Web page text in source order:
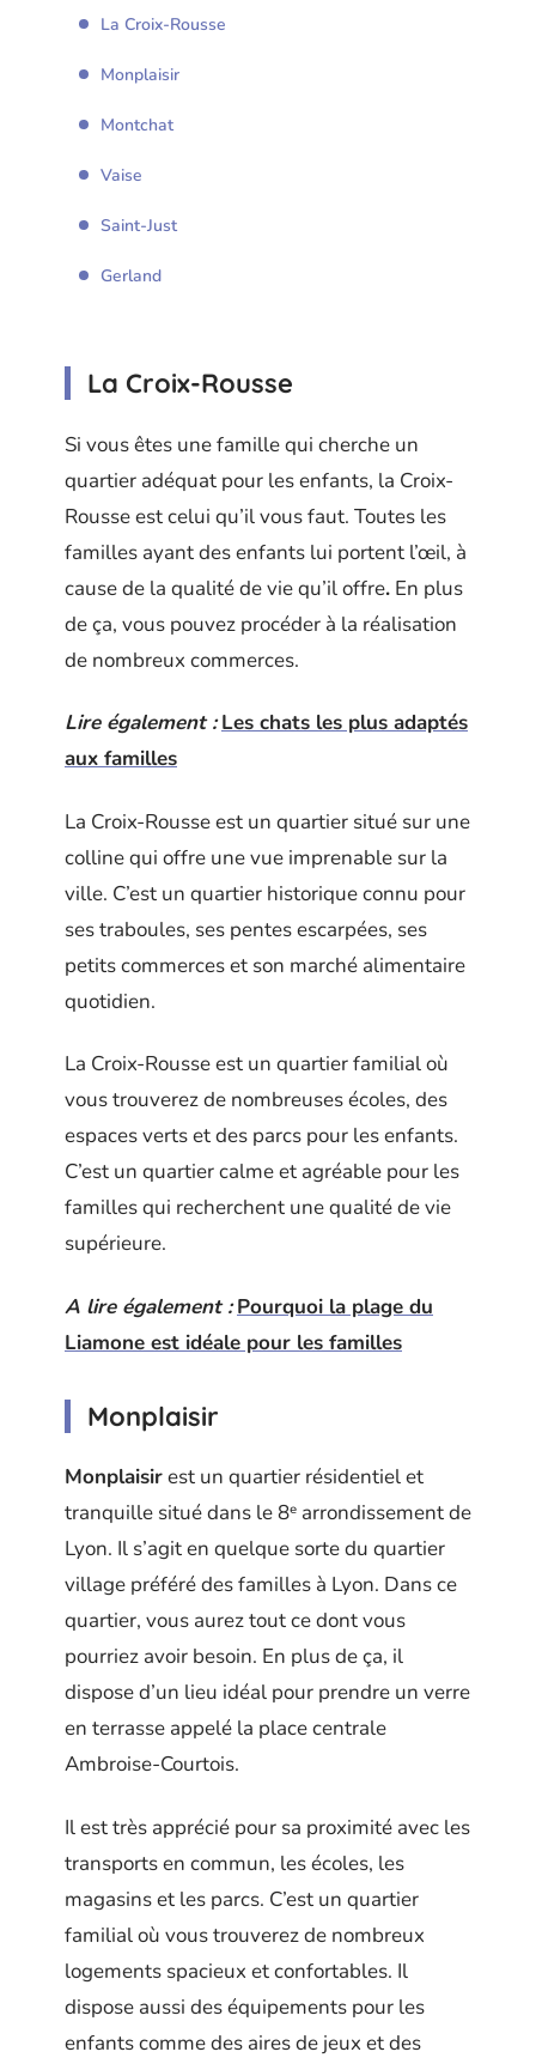
La Croix-Rousse
Monplaisir
Montchat
Vaise
Saint-Just
Gerland
La Croix-Rousse
Si vous êtes une famille qui cherche un
quartier adéquat pour les enfants, la Croix-
Rousse est celui qu’il vous faut. Toutes les
familles ayant des enfants lui portent l’œil, à
cause de la qualité de vie qu’il offre. En plus
de ça, vous pouvez procéder à la réalisation
de nombreux commerces.
Lire également : Les chats les plus adaptés
aux familles
La Croix-Rousse est un quartier situé sur une
colline qui offre une vue imprenable sur la
ville. C’est un quartier historique connu pour
ses traboules, ses pentes escarpées, ses
petits commerces et son marché alimentaire
quotidien.
La Croix-Rousse est un quartier familial où
vous trouverez de nombreuses écoles, des
espaces verts et des parcs pour les enfants.
C’est un quartier calme et agréable pour les
familles qui recherchent une qualité de vie
supérieure.
A lire également : Pourquoi la plage du
Liamone est idéale pour les familles
Monplaisir
Monplaisirest un quartier résidentiel et
tranquille situé dans le 8ᵉ arrondissement de
Lyon. Il s’agit en quelque sorte du quartier
village préféré des familles à Lyon. Dans ce
quartier, vous aurez tout ce dont vous
pourriez avoir besoin. En plus de ça, il
dispose d’un lieu idéal pour prendre un verre
en terrasse appelé la place centrale
Ambroise-Courtois.
Il est très apprécié pour sa proximité avec les
transports en commun, les écoles, les
magasins et les parcs. C’est un quartier
familial où vous trouverez de nombreux
logements spacieux et confortables. Il
dispose aussi des équipements pour les
enfants comme des aires de jeux et des